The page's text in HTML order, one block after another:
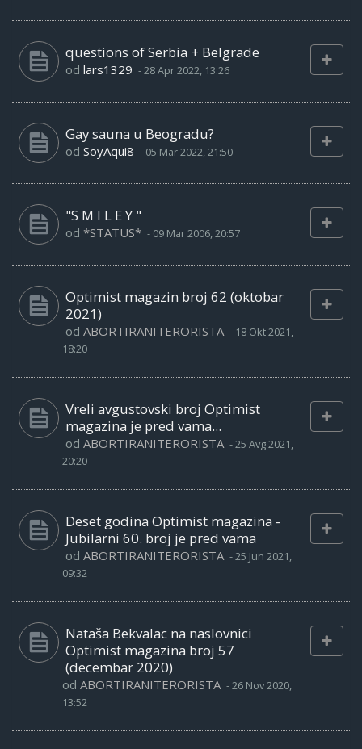
questions of Serbia + Belgrade
od lars1329 -28 Apr 2022, 13:26
Gay sauna u Beogradu?
od SoyAqui8 - 05 Mar 2022, 21:50
"S M I L E Y "
od *STATUS* - 09 Mar 2006, 20:57
Optimist magazin broj 62 (oktobar
2021)
od ABORTIRANITERORISTA - 18 Okt 2021,
18:20
Vreli avgustovski broj Optimist
magazina je pred vama...
od ABORTIRANITERORISTA -25 Avg 2021,
20:20
Deset godina Optimist magazina -
Jubilarni 60. broj je pred vama
od ABORTIRANITERORISTA -25 Jun 2021,
09:32
Nataša Bekvalac na naslovnici
Optimist magazina broj 57
(decembar 2020)
od ABORTIRANITERORISTA -26 Nov 2020,
13:52